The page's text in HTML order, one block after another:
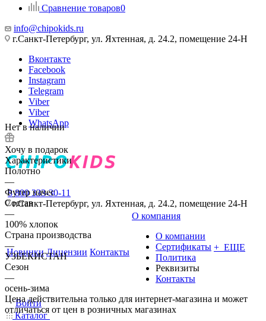
Сравнение товаров0
info@chipokids.ru
г.Санкт-Петербург, ул. Яхтенная, д. 24.2, помещение 24-Н
Вконтакте
Facebook
Instagram
Telegram
Viber
Viber
WhatsApp
8 800 333-30-11
г.Санкт-Петербург, ул. Яхтенная, д. 24.2, помещение 24-Н
Новинки Лицензии Контакты
О компания
О компании
Сертификаты
Политика
Реквизиты
Контакты
+ ЕЩЕ
Войти
Каталог
Нет в наличии
Хочу в подарок
Характеристики
Полотно
—
Футер начес
Состав
—
100% хлопок
Страна производства
—
УЗБЕКИСТАН
Сезон
—
осень-зима
Цена действительна только для интернет-магазина и может
отличаться от цен в розничных магазинах